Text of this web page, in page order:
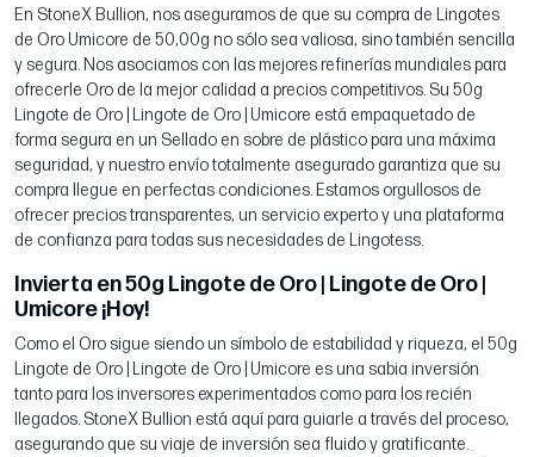
En StoneX Bullion, nos aseguramos de que su compra de Lingotes
de Oro Umicore de 50,00g no sólo sea valiosa, sino también sencilla
y segura. Nos asociamos con las mejores refinerías mundiales para
ofrecerle Oro de la mejor calidad a precios competitivos. Su 50g
Lingote de Oro | Lingote de Oro | Umicore está empaquetado de
forma segura en un Sellado en sobre de plástico para una máxima
seguridad, y nuestro envío totalmente asegurado garantiza que su
compra llegue en perfectas condiciones. Estamos orgullosos de
ofrecer precios transparentes, un servicio experto y una plataforma
de confianza para todas sus necesidades de Lingotess.
Invierta en 50g Lingote de Oro | Lingote de Oro |
Umicore ¡Hoy!
Como el Oro sigue siendo un símbolo de estabilidad y riqueza, el 50g
Lingote de Oro | Lingote de Oro | Umicore es una sabia inversión
tanto para los inversores experimentados como para los recién
llegados. StoneX Bullion está aquí para guiarle a través del proceso,
asegurando que su viaje de inversión sea fluido y gratificante.